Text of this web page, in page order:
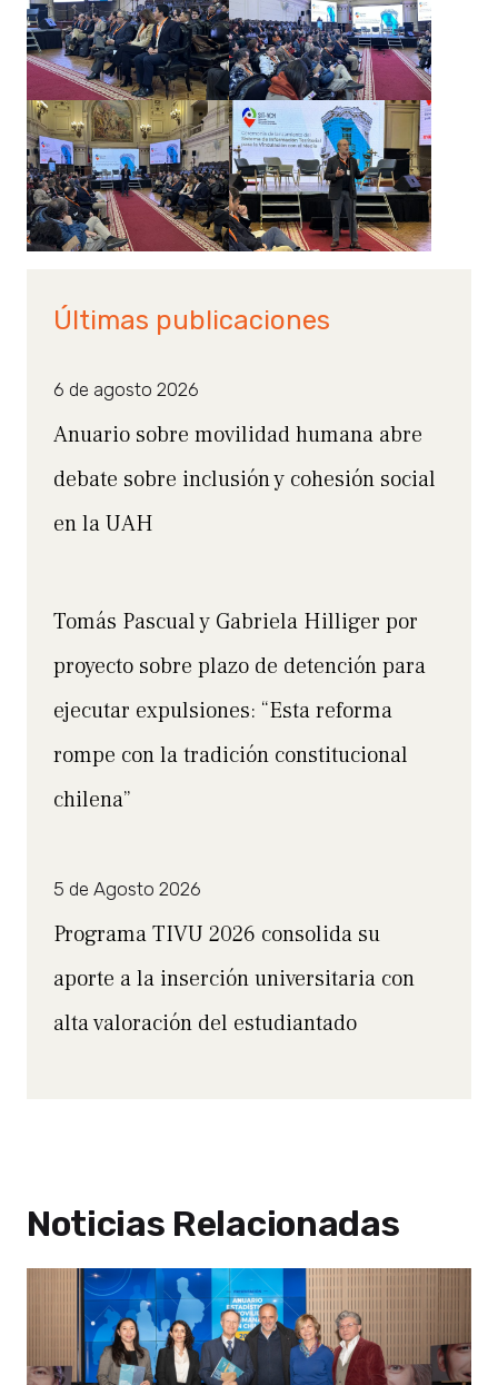
Últimas publicaciones
6 de agosto 2026
Anuario sobre movilidad humana abre
debate sobre inclusión y cohesión social
en la UAH
Tomás Pascual y Gabriela Hilliger por
proyecto sobre plazo de detención para
ejecutar expulsiones: “Esta reforma
rompe con la tradición constitucional
chilena”
5 de Agosto 2026
Programa TIVU 2026 consolida su
aporte a la inserción universitaria con
alta valoración del estudiantado
Noticias Relacionadas